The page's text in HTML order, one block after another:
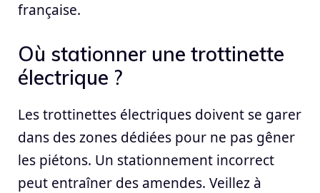
française.
Où stationner une trottinette
électrique ?
Les trottinettes électriques doivent se garer
dans des zones dédiées pour ne pas gêner
les piétons. Un stationnement incorrect
peut entraîner des amendes. Veillez à